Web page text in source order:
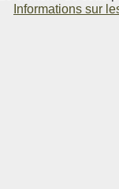
Informations sur